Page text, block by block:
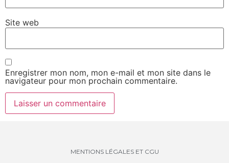
Site web
Enregistrer mon nom, mon e-mail et mon site dans le
navigateur pour mon prochain commentaire.
MENTIONS LÉGALES ET CGU